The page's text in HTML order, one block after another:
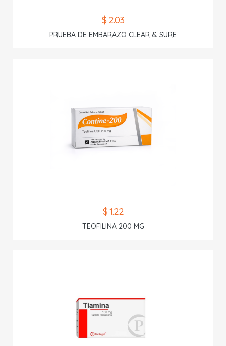
$ 2.03
PRUEBA DE EMBARAZO CLEAR & SURE
$ 1.22
TEOFILINA 200 MG